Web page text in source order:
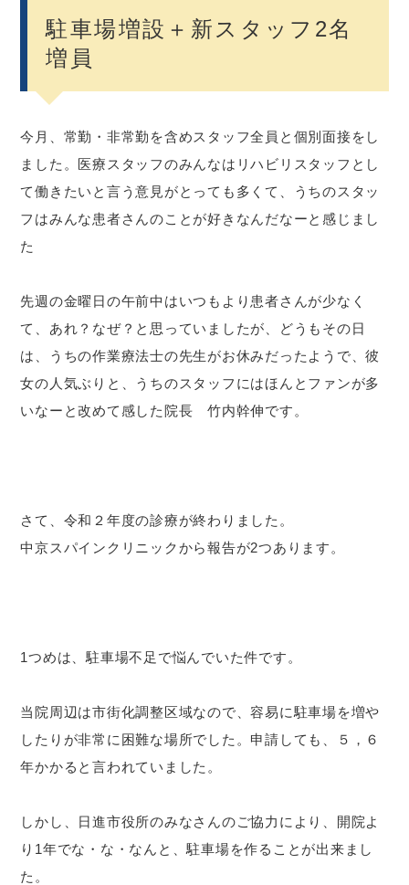
駐車場増設＋新スタッフ2名
増員
今月、常勤・非常勤を含めスタッフ全員と個別面接をし
ました。医療スタッフのみんなはリハビリスタッフとし
て働きたいと言う意見がとっても多くて、うちのスタッ
フはみんな患者さんのことが好きなんだなーと感じまし
た
先週の金曜日の午前中はいつもより患者さんが少なく
て、あれ？なぜ？と思っていましたが、どうもその日
は、うちの作業療法士の先生がお休みだったようで、彼
女の人気ぶりと、うちのスタッフにはほんとファンが多
いなーと改めて感した院長 竹内幹伸です。
さて、令和２年度の診療が終わりました。
中京スパインクリニックから報告が2つあります。
1つめは、駐車場不足で悩んでいた件です。
当院周辺は市街化調整区域なので、容易に駐車場を増や
したりが非常に困難な場所でした。申請しても、５，６
年かかると言われていました。
しかし、日進市役所のみなさんのご協力により、開院よ
り1年でな・な・なんと、駐車場を作ることが出来まし
た。